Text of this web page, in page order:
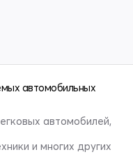
автомобильных
автомобилей,
и многих других